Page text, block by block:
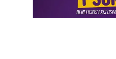
que perseguían a mi familia,
tuve que presentar un